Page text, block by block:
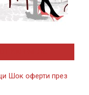
Шок оферти през